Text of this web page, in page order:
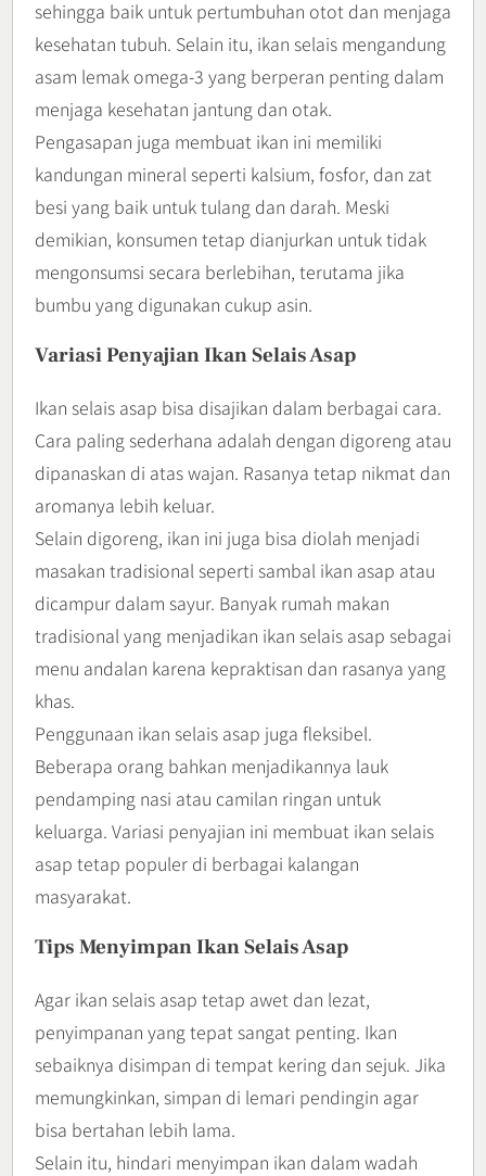
sehingga baik untuk pertumbuhan otot dan menjaga
kesehatan tubuh. Selain itu, ikan selais mengandung
asam lemak omega-3 yang berperan penting dalam
menjaga kesehatan jantung dan otak.
Pengasapan juga membuat ikan ini memiliki
kandungan mineral seperti kalsium, fosfor, dan zat
besi yang baik untuk tulang dan darah. Meski
demikian, konsumen tetap dianjurkan untuk tidak
mengonsumsi secara berlebihan, terutama jika
bumbu yang digunakan cukup asin.
Variasi Penyajian Ikan Selais Asap
Ikan selais asap bisa disajikan dalam berbagai cara.
Cara paling sederhana adalah dengan digoreng atau
dipanaskan di atas wajan. Rasanya tetap nikmat dan
aromanya lebih keluar.
Selain digoreng, ikan ini juga bisa diolah menjadi
masakan tradisional seperti sambal ikan asap atau
dicampur dalam sayur. Banyak rumah makan
tradisional yang menjadikan ikan selais asap sebagai
menu andalan karena kepraktisan dan rasanya yang
khas.
Penggunaan ikan selais asap juga fleksibel.
Beberapa orang bahkan menjadikannya lauk
pendamping nasi atau camilan ringan untuk
keluarga. Variasi penyajian ini membuat ikan selais
asap tetap populer di berbagai kalangan
masyarakat.
Tips Menyimpan Ikan Selais Asap
Agar ikan selais asap tetap awet dan lezat,
penyimpanan yang tepat sangat penting. Ikan
sebaiknya disimpan di tempat kering dan sejuk. Jika
memungkinkan, simpan di lemari pendingin agar
bisa bertahan lebih lama.
Selain itu, hindari menyimpan ikan dalam wadah